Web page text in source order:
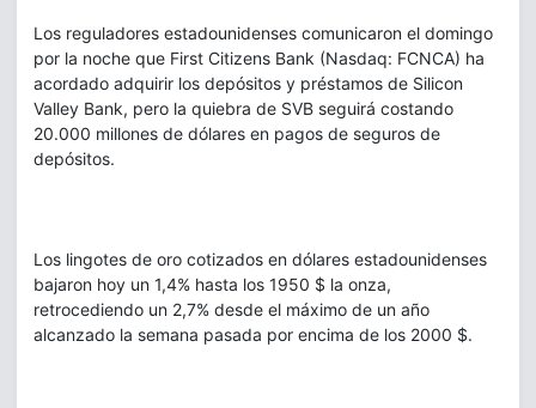
Los reguladores estadounidenses comunicaron el domingo
por la noche que First Citizens Bank (Nasdaq: FCNCA) ha
acordado adquirir los depósitos y préstamos de Silicon
Valley Bank, pero la quiebra de SVB seguirá costando
20.000 millones de dólares en pagos de seguros de
depósitos.
Los lingotes de oro cotizados en dólares estadounidenses
bajaron hoy un 1,4% hasta los 1950 $ la onza,
retrocediendo un 2,7% desde el máximo de un año
alcanzado la semana pasada por encima de los 2000 $.